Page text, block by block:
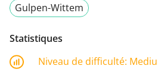
Gulpen-Wittem
Statistiques
Niveau de difficulté: